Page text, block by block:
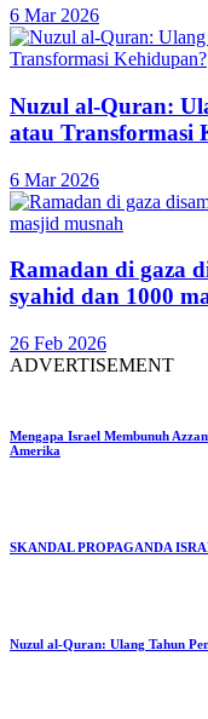
6 Mar 2026
Nuzul al-Quran:
atau Transformasi
6 Mar 2026
Ramadan di gaza
syahid dan 1000
26 Feb 2026
ADVERTISEMENT
Mengapa Israel Membunuh
Amerika
SKANDAL PROPAGANDA
Nuzul al-Quran: Ulang Tahun